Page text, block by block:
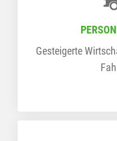
Gesteigerte